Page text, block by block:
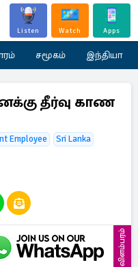
Listen Watch Apps
சமூகம் இந்தியா
தீர்வு காண
Employee
Sri Lanka
விளம்பரம்